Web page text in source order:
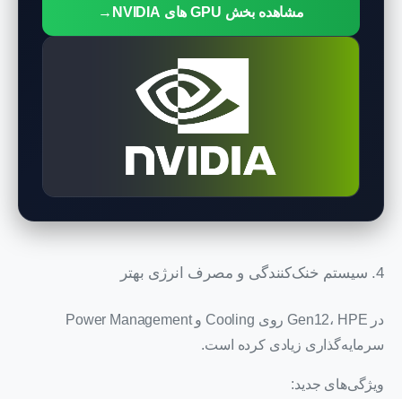
مشاهده بخش GPU های NVIDIA →
4. سیستم خنک‌کنندگی و مصرف انرژی بهتر
در Gen12، HPE روی Cooling و Power Management
سرمایه‌گذاری زیادی کرده است.
ویژگی‌های جدید: